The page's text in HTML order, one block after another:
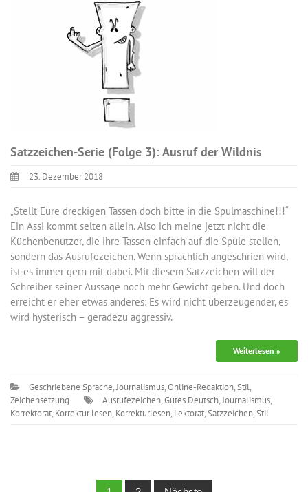
Satzzeichen-Serie (Folge 3): Ausruf der Wildnis
23. Dezember 2018
„Stellt Eure dreckigen Tassen doch bitte in die Spülmaschine!!!“
Ein Assi kommt selten allein. Also ich meine jetzt nicht die
Küchenbenutzer, die ihre Tassen einfach auf die Spüle stellen,
sondern das Ausrufezeichen. Wenn sprachlich angeschrien wird,
ist es immer gern mit dabei. Mit diesem Satzzeichen will der
Schreiber seiner Aussage noch mehr Gewicht geben. Und doch
erreicht er eher etwas anderes: Es wird nicht überzeugender, es
wird hysterisch – geradezu aggressiv.
Weiterlesen »
Geschriebene Sprache,Journalismus,Online-Redaktion,Stil,
Zeichensetzung
Ausrufezeichen,Gutes Deutsch,Journalismus,
Korrektorat, Korrektur lesen, Korrekturlesen, Lektorat,Satzzeichen,Stil